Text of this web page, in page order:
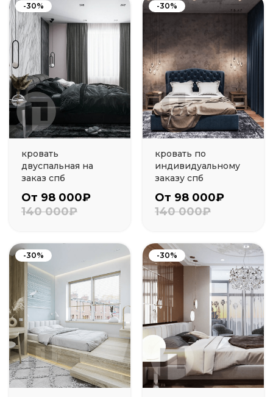
-30%
кровать
двуспальная на
заказ спб
От 98 000₽
140 000₽
-30%
кровать по
индивидуальному
заказу спб
От 98 000₽
140 000₽
-30% -30%